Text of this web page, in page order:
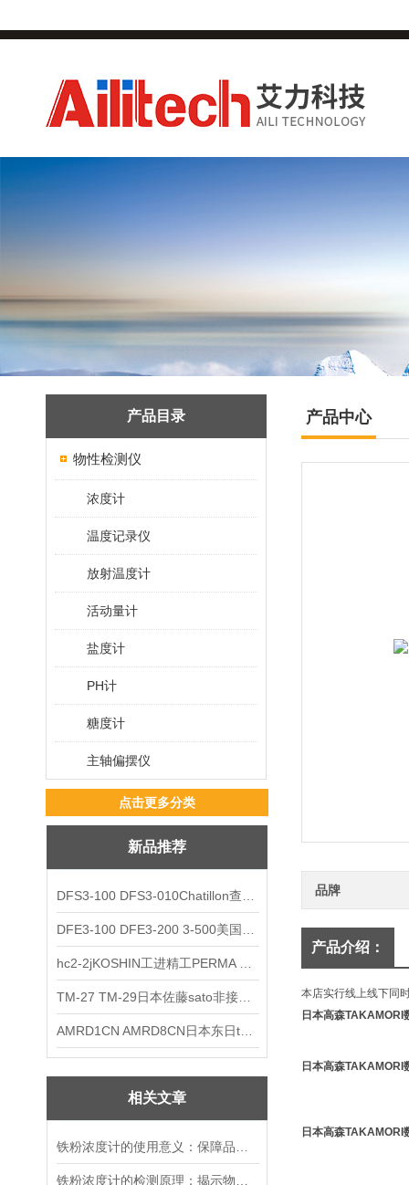
产品目录
物性检测仪
浓度计
温度记录仪
放射温度计
活动量计
盐度计
PH计
糖度计
主轴偏摆仪
点击更多分类
新品推荐
相关文章
产品中心
品牌
产品介绍：
本店实行线上线下同
日本高森TAKAMORI
日本高森TAKAMORI
日本高森TAKAMORI